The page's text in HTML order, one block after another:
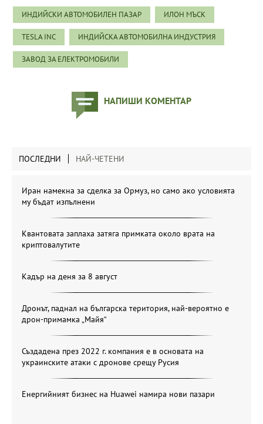
ИНДИЙСКИ АВТОМОБИЛЕН ПАЗАР ИЛОН МЪСК
TESLA INC ИНДИЙСКА АВТОМОБИЛНА ИНДУСТРИЯ
ЗАВОД ЗА ЕЛЕКТРОМОБИЛИ
НАПИШИ КОМЕНТАР
ПОСЛЕДНИ НАЙ-ЧЕТЕНИ
Иран намекна за сделка за Ормуз, но само ако условията
му бъдат изпълнени
Квантовата заплаха затяга примката около врата на
криптовалутите
Кадър на деня за 8 август
Дронът, паднал на българска територия, най-вероятно е
дрон-примамка „Майя“
Създадена през 2022 г. компания е в основата на
украинските атаки с дронове срещу Русия
Енергийният бизнес на Huawei намира нови пазари